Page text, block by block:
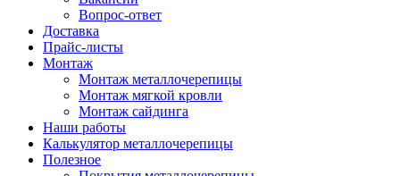
Вопрос-ответ
Доставка
Прайс-листы
Монтаж
Монтаж металлочерепицы
Монтаж мягкой кровли
Монтаж сайдинга
Наши работы
Калькулятор металлочерепицы
Полезное